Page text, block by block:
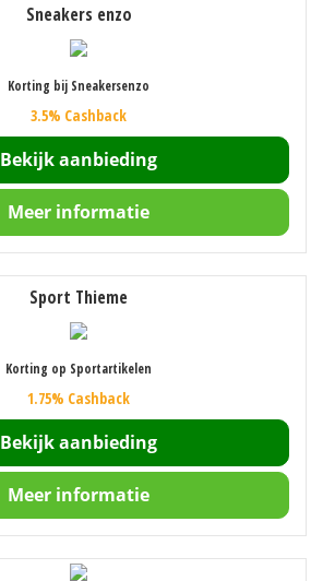
Sneakers enzo
Korting bij Sneakersenzo
3.5% Cashback
Bekijk aanbieding
Meer informatie
Sport Thieme
Korting op Sportartikelen
1.75% Cashback
Bekijk aanbieding
Meer informatie